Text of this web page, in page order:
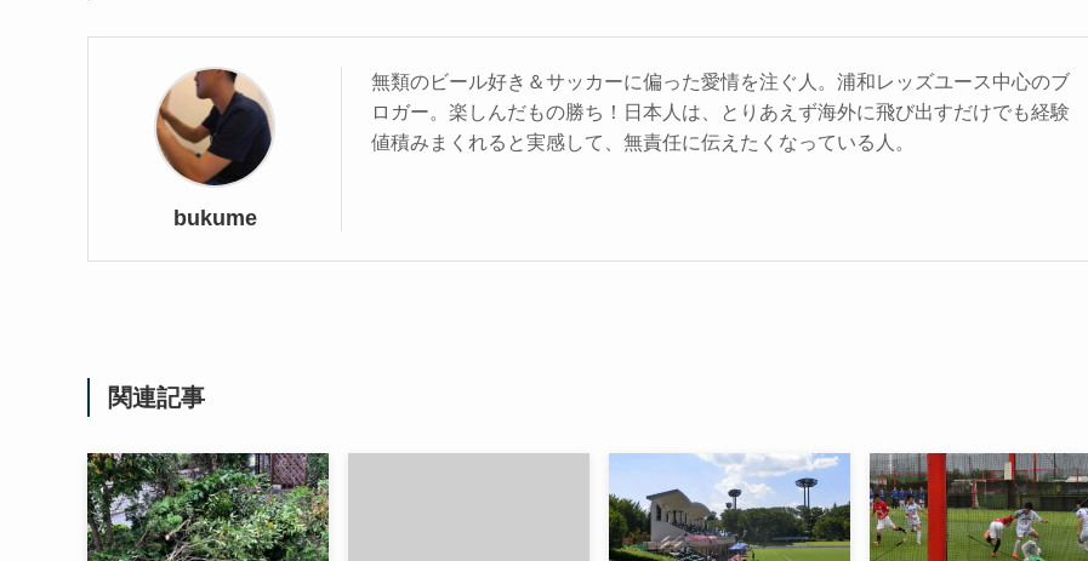
bukume
無類のビール好き＆サッカーに偏った愛情を注ぐ人。浦和レッズユース中心のブ
ロガー。楽しんだもの勝ち！日本人は、とりあえず海外に飛び出すだけでも経験
値積みまくれると実感して、無責任に伝えたくなっている人。
関連記事